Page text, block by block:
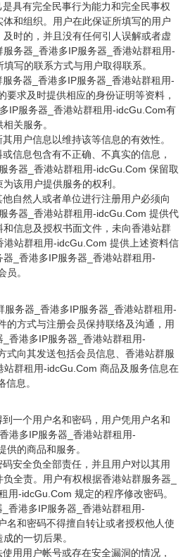
具有完全民事行为能力和完全民事权
和组织。用户在此保证所填写的用户
时的，并且没有任何引人误解或者虚
务器_香港多IP服务器_香港站群租用-
写的联系方式与用户取得联系。
务器_香港多IP服务器_香港站群租用-
要求及时提供相应的身份证明等资料，
IP服务器_香港站群租用-idcGu.Com有
关服务。
用户信息以维持该等信息的有效性。
信息包含有不正确、不真实的信息，
务器_香港站群租用-idcGu.Com 保留取
该用户提供服务的权利。
自然人或者单位进行注册用户必须向
务器_香港站群租用-idcGu.Com 提供代
信息及授权书面文件，未向香港站群
港站群租用-idcGu.Com 提供上述资料信
_香港多IP服务器_香港站群租用-
员。
务器_香港多IP服务器_香港站群租用-
的方式与注册会员保持联络及沟通，用
_香港多IP服务器_香港站群租用-
式向其发送包括会员信息、香港站群服
站群租用-idcGu.Com 商品及服务信息在
息。
一个用户名和密码，用户凭用户名和
港多IP服务器_香港站群租用-
供的商品和服务。
安全负全部责任，并且用户对以其用
全责。用户有权根据香港站群服务器_
用-idcGu.Com 规定的程序修改密码。
香港多IP服务器_香港站群租用-
名和密码不得擅自转让或者授权他人使
的一切后果。
用用户帐号或存在安全漏洞的情况，